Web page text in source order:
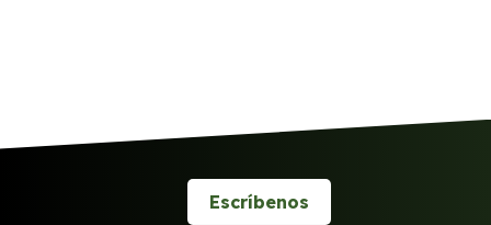
Escríbenos